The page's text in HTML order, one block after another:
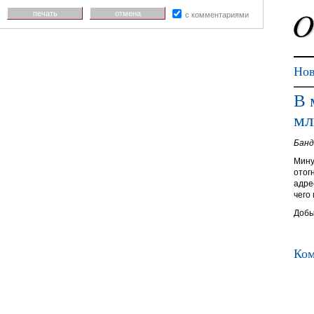
В
чего
печать отмена с комментариями